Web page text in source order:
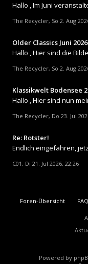
The Recycler, So 2. Aug
Older Classics Juni 2026
The Recycler, So 2. Aug
Klassikwelt Bodensee
The Recycler, Do 23. Jul
Re: Rotster!
Endlich eingefahren,
C01, Di 21. Jul 2026, 22:26
Foren-Übersicht FAQ
Powered by